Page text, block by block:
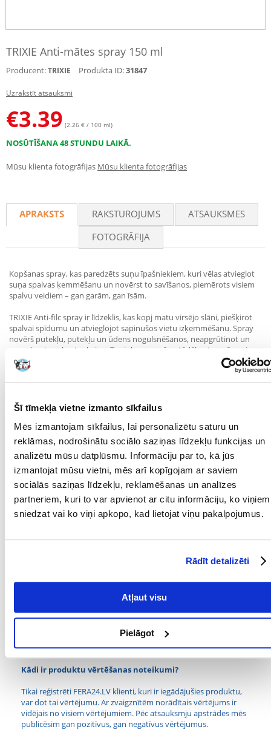
Šī tīmekļa vietne izmanto sīkfailus
Mēs izmantojam sīkfailus, lai personalizētu saturu un
reklāmas, nodrošinātu sociālo saziņas līdzekļu funkcijas un
analizētu mūsu datplūsmu. Informāciju par to, kā jūs
izmantojat mūsu vietni, mēs arī kopīgojam ar saviem
sociālās saziņas līdzekļu, reklamēšanas un analīzes
partneriem, kuri to var apvienot ar citu informāciju, ko viņiem
sniedzat vai ko viņi apkopo, kad lietojat viņu pakalpojumus.
Rādīt detalizēti
Atļaut visu
Pielāgot
TRIXIE Anti-mātes spray 150 ml
Producent:TRIXIE Produkta ID:31847
Uzrakstīt atsauksmi
€3.39 (2.26 € / 100 ml)
NOSŪTĪŠANA 48 STUNDU LAIKĀ.
Mūsu klienta fotogrāfijas Mūsu klienta fotogrāfijas
APRAKSTS RAKSTUROJUMS
ATSAUKSMES
FOTOGRĀFIJA
Kopšanas spray, kas paredzēts suņu īpašniekiem, kuri vēlas atvieglot
suņa spalvas ķemmēšanu un novērst to savīšanos, piemērots visiem
spalvu veidiem – gan garām, gan īsām.
TRIXIE Anti-filc spray ir līdzeklis, kas kopj matu virsējo slāni, piešķirot
spalvai spīdumu un atvieglojot sapinušos vietu izķemmēšanu. Spray
novērš putekļu, putekļu un ūdens nogulsnēšanos, neapgrūtinot un
nepadarot spalvu taukainu. Tas ir bez smaržas, tādēļ netraucē sunim
kopšanas laikā. Ideāli piemērots lietošanai uz jebkura veida spalvām,
gan garspalvainiem, gan īsspalvainiem suņiem.
Atvieglo matu ķemmēšanu un izķemmēšanu
Novērš matu savīšanos
Piešķir spīdumu un svaigu izskatu
Aizsargā pret putekļiem, putekļiem un mitrumu
Bez smaržas un netaukains – neapgrūtina spalvu
Parametri
Mērķis
MĒRĶIS: Atvieglojošs ķemmēšanu
Kādi ir produktu vērtēšanas noteikumi?
Tikai reģistrēti FERA24.LV klienti, kuri ir iegādājušies produktu,
var dot tai vērtējumu. Ar zvaigznītēm norādītais vērtējums ir
vidējais no visiem vērtējumiem. Pēc atsauksmju apstrādes mēs
publicēsim gan pozitīvus, gan negatīvus vērtējumus.